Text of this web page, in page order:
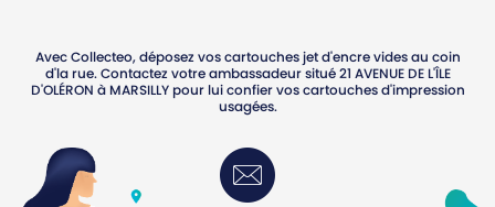
Avec Collecteo, déposez vos cartouches jet d'encre vides au coin
d'la rue. Contactez votre ambassadeur situé21 AVENUE DE L'ÎLE
D'OLÉRON àMARSILLYpour lui confier vos cartouches d'impression
usagées.